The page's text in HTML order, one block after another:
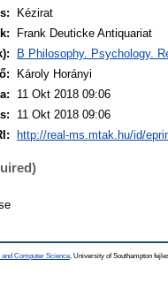
Kézirat
Frank Deuticke Antiquariat
B Philosophy. Psychology.
Károly Horányi
11 Okt 2018 09:06
11 Okt 2018 09:06
http://real-ms.mtak.hu/id/
Computer Science , University of Southampton